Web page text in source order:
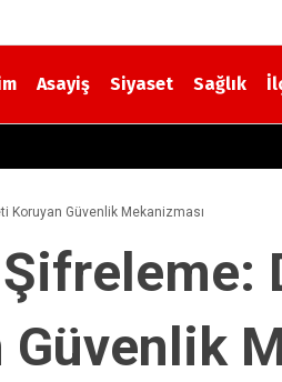
Asayiş Siyaset Sağlık
Otizm Farkındalık Eğitimi Verildi
Koruyan Güvenlik Mekanizması